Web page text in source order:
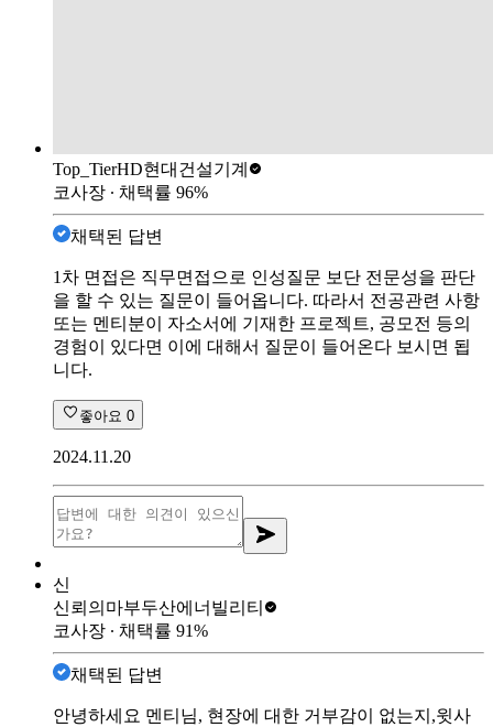
Top_TierHD현대건설기계
코사장 ∙ 채택률 96%
채택된 답변
1차 면접은 직무면접으로 인성질문 보단 전문성을 판단
을 할 수 있는 질문이 들어옵니다. 따라서 전공관련 사항
또는 멘티분이 자소서에 기재한 프로젝트, 공모전 등의
경험이 있다면 이에 대해서 질문이 들어온다 보시면 됩
니다.
좋아요 0
2024.11.20
신
신뢰의마부두산에너빌리티
코사장 ∙ 채택률 91%
채택된 답변
안녕하세요 멘티님, 현장에 대한 거부감이 없는지,윗사